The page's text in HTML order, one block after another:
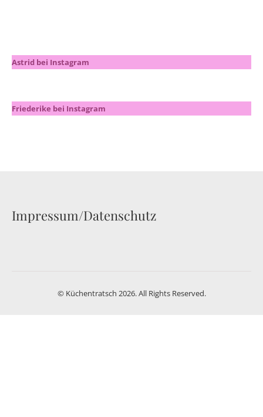
Astrid bei Instagram
Friederike bei Instagram
Impressum/Datenschutz
© Küchentratsch 2026. All Rights Reserved.